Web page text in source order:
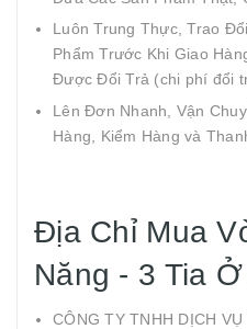
Luôn Trung Thực, Trao
Phẩm Trước Khi Giao
Được Đổi Trả (chi phí đổi
Lên Đơn Nhanh, Vận
Hàng, Kiểm Hàng và
Địa Chỉ Mua
Năng - 3 Tia
CÔNG TY TNHH DỊCH